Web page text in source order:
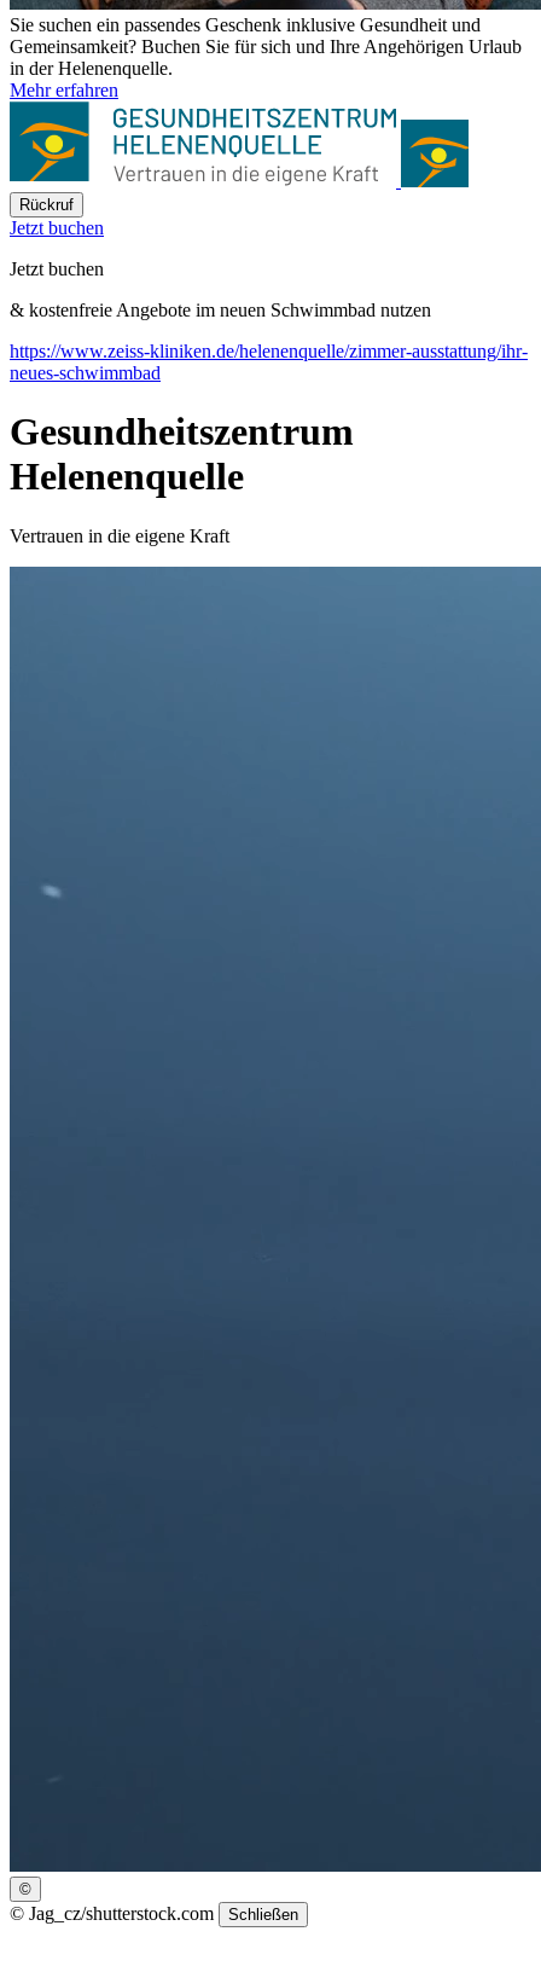
Sie suchen ein passendes Geschenk inklusive Gesundheit und
Gemeinsamkeit? Buchen Sie für sich und Ihre Angehörigen Urlaub
in der Helenenquelle.
Mehr erfahren
Rückruf
Jetzt buchen
Jetzt buchen
& kostenfreie Angebote im neuen Schwimmbad nutzen
https://www.zeiss-kliniken.de/helenenquelle/zimmer-ausstattung/ihr-
neues-schwimmbad
Gesundheitszentrum
Helenenquelle
Vertrauen in die eigene Kraft
©
© Jag_cz/shutterstock.com Schließen